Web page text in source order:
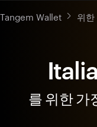
Tangem Wallet 위
를 위한 가